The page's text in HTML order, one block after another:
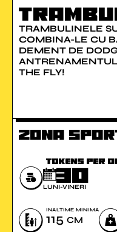
TRAMBULINELE
COMBINA-LE CU
DEMENT DE
THE FLY!
Zona
TOKENS PER
30
LUNI-VINERI
INALTIME MINIMA
115 CM